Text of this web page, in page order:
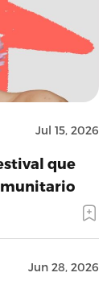
Jul 15, 2026
que
Jun 28, 2026